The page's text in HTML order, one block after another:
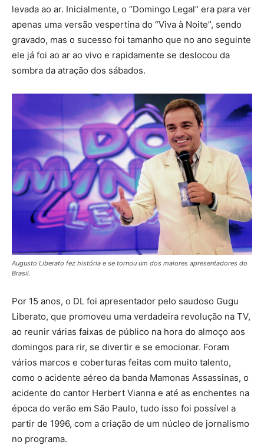
levada ao ar. Inicialmente, o “Domingo Legal” era para ver
apenas uma versão vespertina do “Viva à Noite”, sendo
gravado, mas o sucesso foi tamanho que no ano seguinte
ele já foi ao ar ao vivo e rapidamente se deslocou da
sombra da atração dos sábados.
Augusto Liberato fez história e se tornou um dos maiores apresentadores do
Brasil.
Por 15 anos, o DL foi apresentador pelo saudoso Gugu
Liberato, que promoveu uma verdadeira revolução na TV,
ao reunir várias faixas de público na hora do almoço aos
domingos para rir, se divertir e se emocionar. Foram
vários marcos e coberturas feitas com muito talento,
como o acidente aéreo da banda Mamonas Assassinas, o
acidente do cantor Herbert Vianna e até as enchentes na
época do verão em São Paulo, tudo isso foi possível a
partir de 1996, com a criação de um núcleo de jornalismo
no programa.